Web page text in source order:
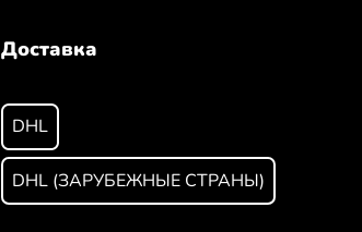
Доставка
DHL
DHL (ЗАРУБЕЖНЫЕ СТРАНЫ)